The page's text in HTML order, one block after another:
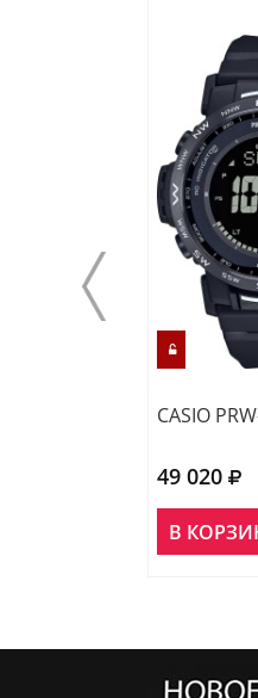
CASIO
49 020
В